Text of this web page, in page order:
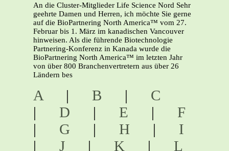
An die Cluster-Mitglieder Life Science Nord Sehr
geehrte Damen und Herren, ich möchte Sie gerne
auf die BioPartnering North America™ vom 27.
Februar bis 1. März im kanadischen Vancouver
hinweisen. Als die führende Biotechnologie
Partnering-Konferenz in Kanada wurde die
BioPartnering North America™ im letzten Jahr
von über 800 Branchenvertretern aus über 26
Ländern bes
A | B | C
| D | E | F
| G | H | I
| J | K | L